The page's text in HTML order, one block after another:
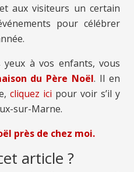
aux visiteurs un certain
pour célébrer
à vos enfants, vous
du Père Noël. Il en
cliquez ici pour voir s’il y
sur-Marne.
près de chez moi.
article ?